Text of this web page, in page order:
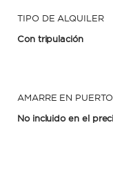
TIPO DE ALQUILER
Con tripulación
AMARRE EN
No incluido en el